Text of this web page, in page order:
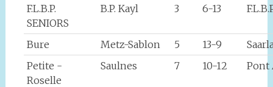
F.L.B.P.
SENIORS
B.P. Kayl 3 6-13
Bure Metz-Sablon 5 13-9
Petite -
Roselle
Saulnes 7 10-12 Pont